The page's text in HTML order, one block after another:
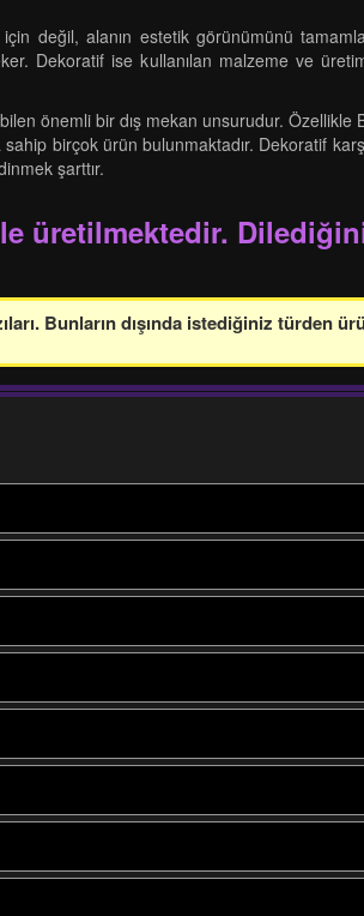
için değil, alanın estetik görünümünü
Dekoratif ise kullanılan malzeme ve
önemli bir dış mekan unsurudur. Özellikle
birçok ürün bulunmaktadır. Dekoratif
şarttır.
üretilmektedir.
Bunların dışında istediğiniz türden